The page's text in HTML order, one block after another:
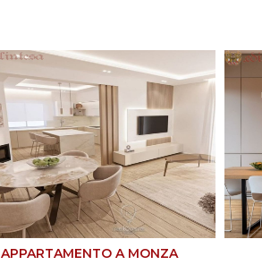
APPARTAMENTO A MONZA